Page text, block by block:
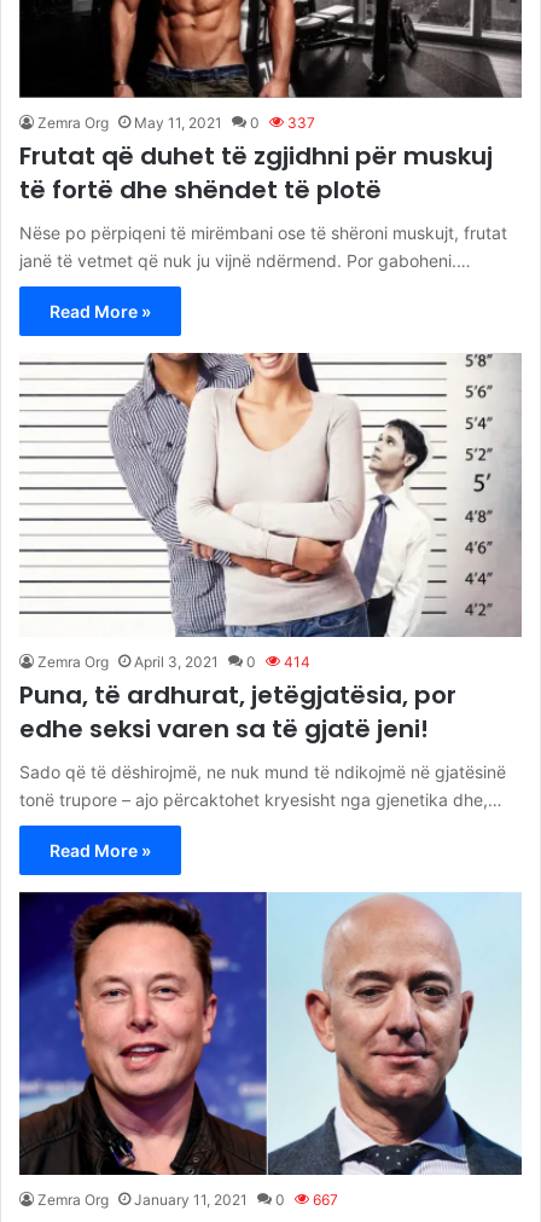
Zemra Org May 11, 2021 0 337
Frutat që duhet të zgjidhni për muskuj
të fortë dhe shëndet të plotë
Nëse po përpiqeni të mirëmbani ose të shëroni muskujt, frutat
janë të vetmet që nuk ju vijnë ndërmend. Por gaboheni.…
Read More »
Zemra Org April 3, 2021 0 414
Puna, të ardhurat, jetëgjatësia, por
edhe seksi varen sa të gjatë jeni!
Sado që të dëshirojmë, ne nuk mund të ndikojmë në gjatësinë
tonë trupore – ajo përcaktohet kryesisht nga gjenetika dhe,…
Read More »
Zemra Org January 11, 2021 0 667